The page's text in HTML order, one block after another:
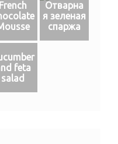
French
Отварна
я зеленая
спаржа
feta
salad